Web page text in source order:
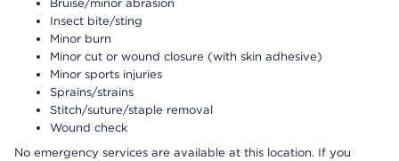
Bruise/minor abrasion
Insect bite/sting
Minor burn
Minor cut or wound closure (with skin adhesive)
Minor sports injuries
Sprains/strains
Stitch/suture/staple removal
Wound check
No emergency services are available at this location. If you